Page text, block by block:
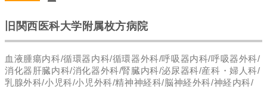
旧関西医科大学附属枚方病院
血液腫瘍内科/循環器内科/循環器外科/呼吸器内科/呼吸器外科/
消化器肝臓内科/消化器外科/腎臓内科/泌尿器科/産科・婦人科/
乳腺外科/小児科/小児外科/精神神経科/脳神経外科/神経内科/